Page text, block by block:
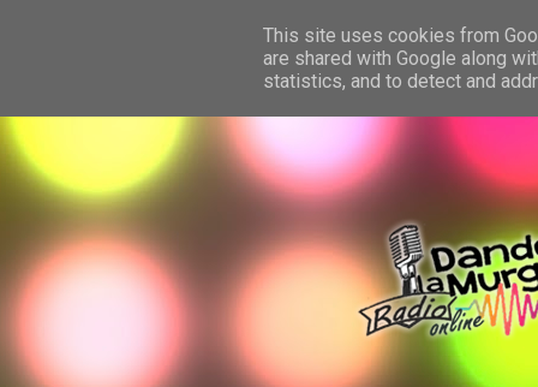
This site uses cookies from
are shared with Google along
statistics, and to detect and